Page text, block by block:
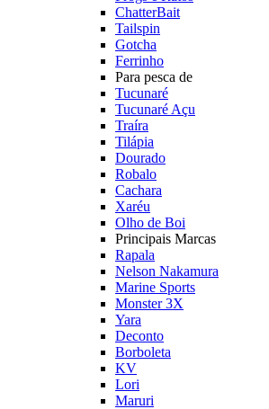
ChatterBait
Tailspin
Gotcha
Ferrinho
Para pesca de
Tucunaré
Tucunaré Açu
Traíra
Tilápia
Dourado
Robalo
Cachara
Xaréu
Olho de Boi
Principais Marcas
Rapala
Nelson Nakamura
Marine Sports
Monster 3X
Yara
Deconto
Borboleta
KV
Lori
Maruri